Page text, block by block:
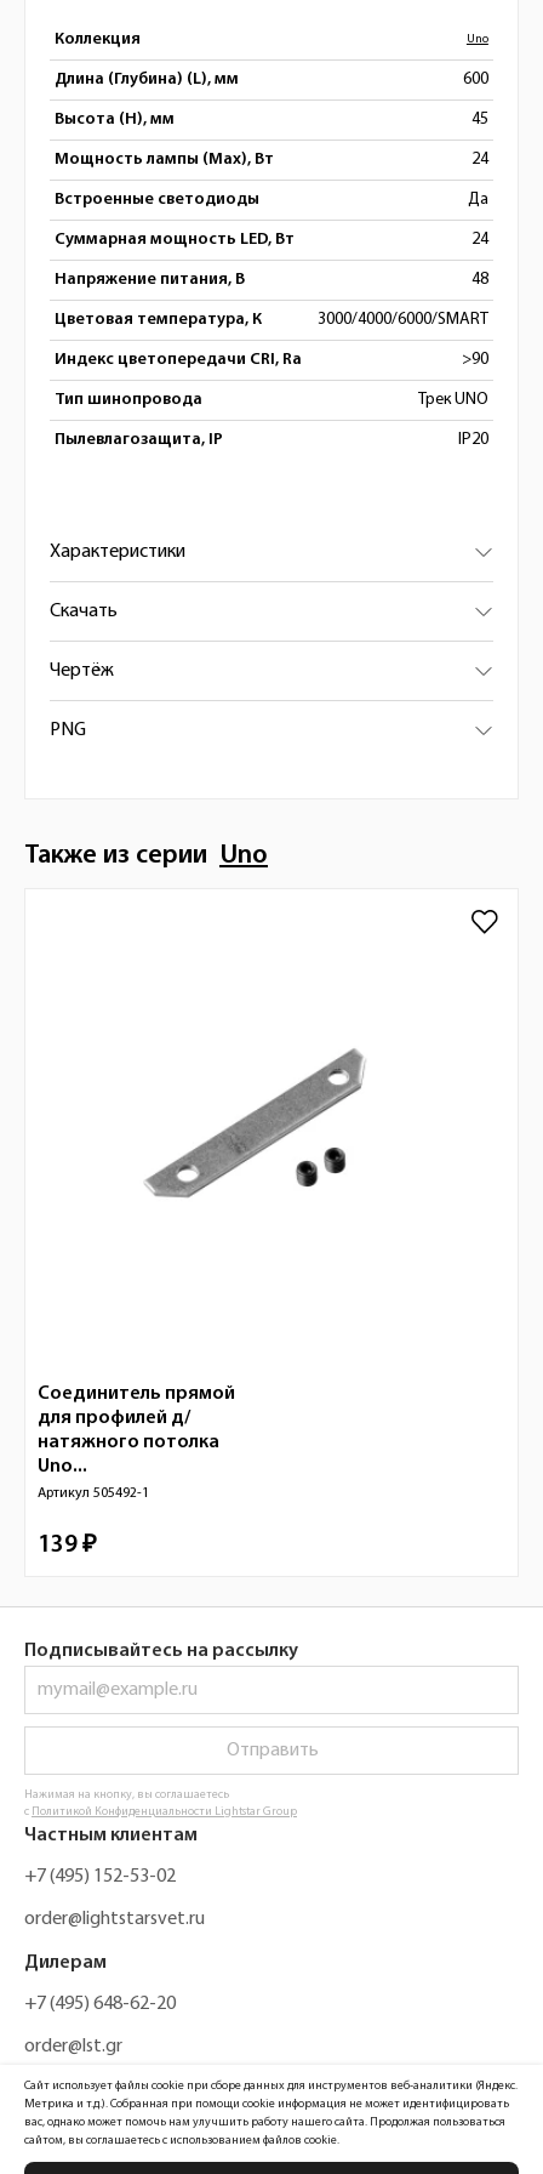
Коллекция Uno
Длина (Глубина) (L), мм 600
Высота (H), мм 45
Мощность лампы (Max), Вт 24
Встроенные светодиоды Да
Суммарная мощность LED, Вт 24
Напряжение питания, В 48
Цветовая температура, К 3000/4000/6000/SMART
Индекс цветопередачи CRI, Ra >90
Тип шинопровода Трек UNO
Пылевлагозащита, IP IP20
Характеристики
Скачать
Чертёж
PNG
Также из серии Uno
Соединитель прямой
для профилей д/
натяжного потолка
Uno...
Артикул 505492-1
139 ₽
Подписывайтесь на рассылку
Отправить
Нажимая на кнопку, вы соглашаетесь
с Политикой Конфиденциальности Lightstar Group
Частным клиентам
+7 (495) 152-53-02
order@lightstarsvet.ru
Дилерам
+7 (495) 648-62-20
order@lst.gr
Сайт использует файлы cookie при сборе данных для инструментов веб-аналитики (Яндекс.
Метрика и т.д.). Собранная при помощи cookie информация не может идентифицировать
вас, однако может помочь нам улучшить работу нашего сайта. Продолжая пользоваться
сайтом, вы соглашаетесь с использованием файлов cookie.